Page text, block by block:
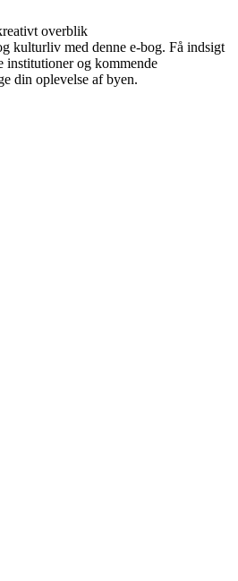
overblik
kulturliv med denne e-bog. Få indsigt
institutioner og kommende
din oplevelse af byen.